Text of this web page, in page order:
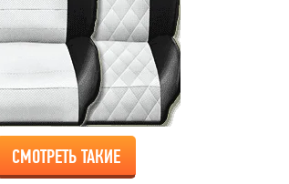
СМОТРЕТЬ ТАКИЕ